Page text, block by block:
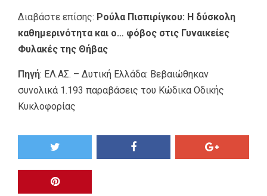
Διαβάστε επίσης: Ρούλα Πισπιρίγκου: Η δύσκολη
καθημερινότητα και ο… φόβος στις Γυναικείες
Φυλακές της Θήβας
Πηγή: ΕΛ.ΑΣ. – Δυτική Ελλάδα: Βεβαιώθηκαν
συνολικά 1.193 παραβάσεις του Κώδικα Οδικής
Κυκλοφορίας